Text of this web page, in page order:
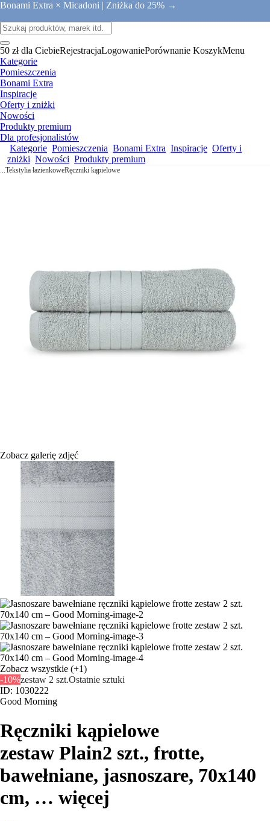
Bonami Extra × Micadoni | Zniżka do 25% →
50 zł dla CiebieRejestracjaLogowaniePorównanie KoszykMenu
Kategorie
Pomieszczenia
Bonami Extra
Inspiracje
Oferty i zniżki
Nowości
Produkty premium
Dla profesjonalistów
Kategorie Pomieszczenia Bonami Extra Inspiracje Oferty i
zniżki Nowości Produkty premium
...Tekstylia łazienkoweRęczniki kąpielowe
Zobacz galerię zdjęć
Zobacz wszystkie (+1)
-10%zestaw 2 szt.Ostatnie sztuki
ID: 1030222
Good Morning
Ręczniki kąpielowe
zestaw Plain2 szt., frotte,
bawełniane, jasnoszare, 70x140
cm, … więcej